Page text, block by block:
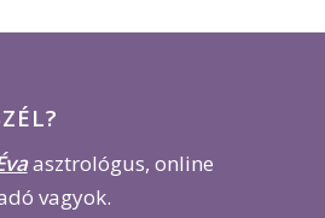
asztrológus, online
vagyok.